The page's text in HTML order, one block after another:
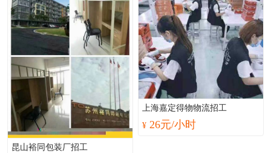
昆山裕同包装厂招工
上海嘉定得物物流招工
¥ 26元/小时